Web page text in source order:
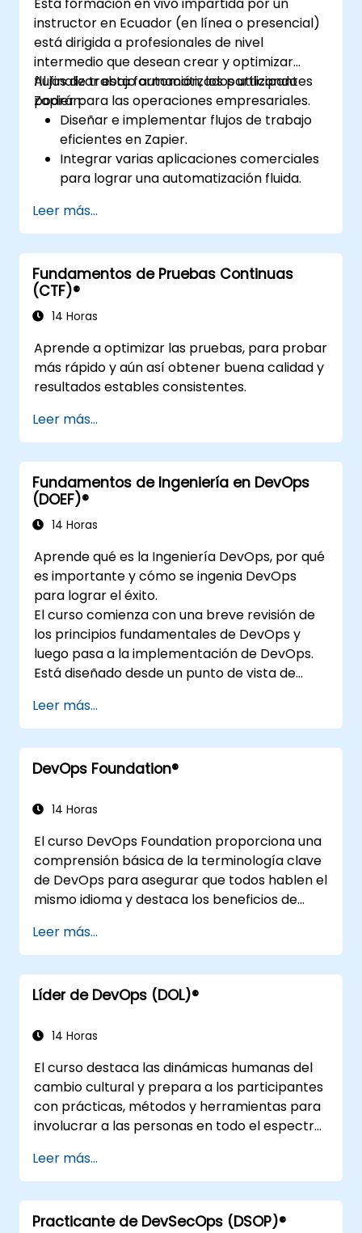
instructor en Ecuador (en línea o presencial)
está dirigida a profesionales de nivel
intermedio que desean crear y optimizar
flujos de trabajo automatizados utilizando
Zapier para las operaciones empresariales.
Al finalizar esta formación, los participantes
podrán:
Diseñar e implementar flujos de trabajo
eficientes en Zapier.
Integrar varias aplicaciones comerciales
para lograr una automatización fluida.
resolver problemas comunes.
Escalar la automatización de flujos de
trabajo para satisfacer las necesidades
empresariales.
Leer más...
Fundamentos de Pruebas Continuas
(CTF)®
14 Horas
Aprende a optimizar las pruebas, para probar
más rápido y aún así obtener buena calidad y
resultados estables consistentes.
Leer más...
Fundamentos de Ingeniería en DevOps
(DOEF)®
14 Horas
Aprende qué es la Ingeniería DevOps, por qué
es importante y cómo se ingenia DevOps
para lograr el éxito.
El curso comienza con una breve revisión de
los principios fundamentales de DevOps y
luego pasa a la implementación de DevOps.
Está diseñado desde un punto de vista de
relación con otros marcos, tecnologías,
prácticas de diseño de aplicaciones,
integración continua, entrega y despliegue
continuos, pruebas continuas,
métricas, observabilidad, gobernanza,
ingeniería DevOps.
Leer más...
DevOps Foundation®
14 Horas
El curso DevOps Foundation proporciona una
comprensión básica de la terminología clave
de DevOps para asegurar que todos hablen el
mismo idioma y destaca los beneficios de
Leer más...
Líder de DevOps (DOL)®
14 Horas
El curso destaca las dinámicas humanas del
cambio cultural y prepara a los participantes
con prácticas, métodos y herramientas para
involucrar a las personas en todo el espectro
reales y estudios de caso. Al finalizar el curso,
los participantes tendrán elementos
prácticos que podrán aplicar nuevamente en
la oficina, como la comprensión del mapeo
Leer más...
Practicante de DevSecOps (DSOP)®